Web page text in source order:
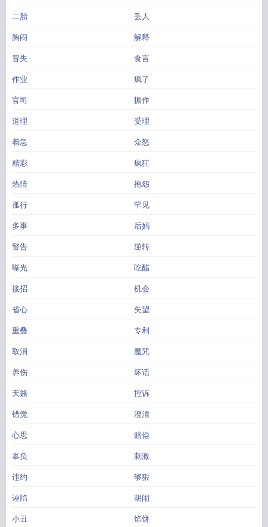
二胎 丢人
胸闷 解释
冒失 食言
作业 疯了
官司 振作
道理 受理
着急 众怒
精彩 疯狂
热情 抱怨
孤行 罕见
多事 后妈
警告 逆转
曝光 吃醋
接招 机会
省心 失望
重叠 专利
取消 魔咒
养伤 坏话
天籁 控诉
错觉 澄清
心思 赔偿
辜负 刺激
违约 够狠
诬陷 胡闹
小丑 馅饼